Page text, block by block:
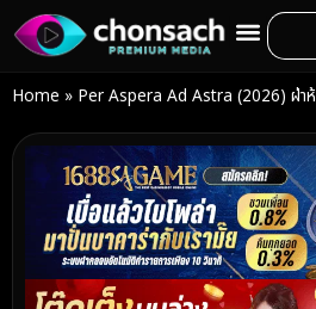
Home » Per Aspera Ad Astra (2026) ฝ่า